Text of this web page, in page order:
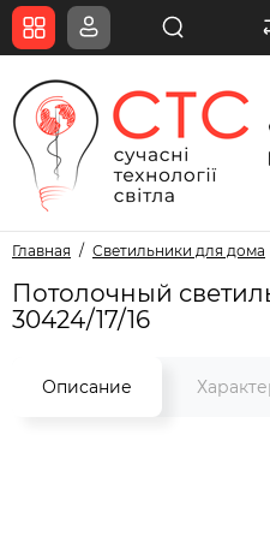
Главная Светильники для дома
Потолочный
30424/17/16
Описание